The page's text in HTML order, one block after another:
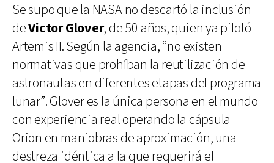
Se supo que la NASA no descartó la inclusión
deVictor Glover, de 50 años, quien ya pilotó
Artemis II. Según la agencia, “no existen
normativas que prohíban la reutilización de
astronautas en diferentes etapas del programa
lunar”. Glover es la única persona en el mundo
con experiencia real operando la cápsula
Orion en maniobras de aproximación, una
destreza idéntica a la que requerirá el